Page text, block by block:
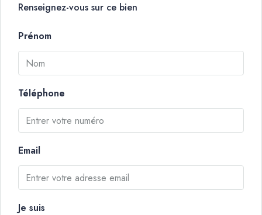
Renseignez-vous sur ce bien
Prénom
Téléphone
Email
Je suis